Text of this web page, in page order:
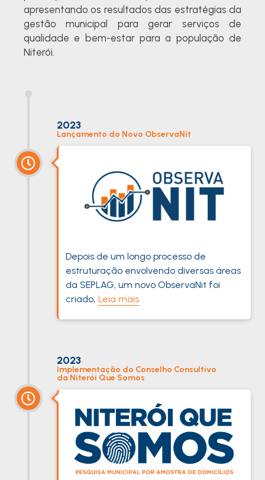
apresentando os resultados das estratégias da
gestão municipal para gerar serviços de
qualidade e bem-estar para a população de
Niterói.
2023
Lançamento do Novo ObservaNit
Depois de um longo processo de
estruturação envolvendo diversas áreas
da SEPLAG, um novo ObservaNit foi
criado, Leia mais
2023
Implementação do Conselho Consultivo
da Niterói Que Somos